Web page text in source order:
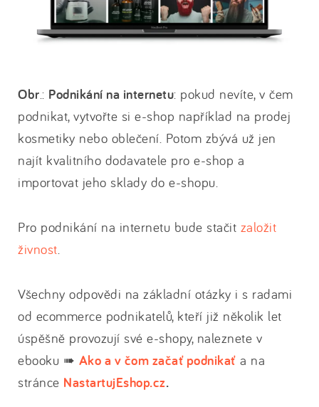
Obr.: Podnikání na internetu: pokud nevíte, v čem
podnikat, vytvořte si e-shop například na prodej
kosmetiky nebo oblečení. Potom zbývá už jen
najít kvalitního dodavatele pro e-shop a
importovat jeho sklady do e-shopu.
Pro podnikání na internetu bude stačit založit
živnost.
Všechny odpovědi na základní otázky i s radami
od ecommerce podnikatelů, kteří již několik let
úspěšně provozují své e-shopy, naleznete v
ebooku ➠ Ako a v čom začať podnikať a na
stránce NastartujEshop.cz.